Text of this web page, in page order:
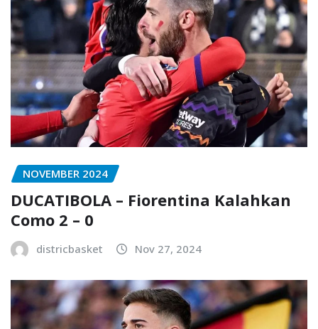
NOVEMBER 2024
DUCATIBOLA – Fiorentina Kalahkan
Como 2 – 0
districbasket Nov 27, 2024